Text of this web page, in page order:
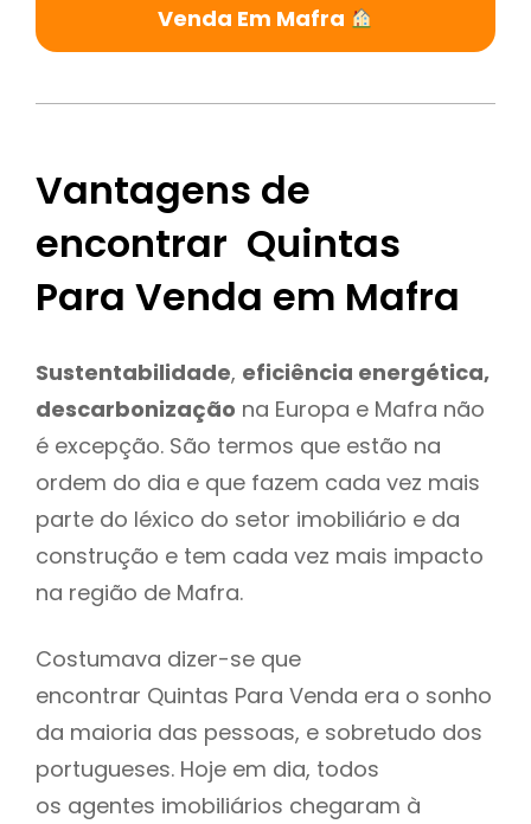
Venda Em Mafra
Vantagens de
encontrar Quintas
Para Venda em Mafra
Sustentabilidade, eficiência energética,
descarbonização na Europa e Mafra não
é excepção. São termos que estão na
ordem do dia e que fazem cada vez mais
parte do léxico do setor imobiliário e da
construção e tem cada vez mais impacto
na região de Mafra.
Costumava dizer-se que
encontrar Quintas Para Venda era o sonho
da maioria das pessoas, e sobretudo dos
portugueses. Hoje em dia, todos
os agentes imobiliários chegaram à